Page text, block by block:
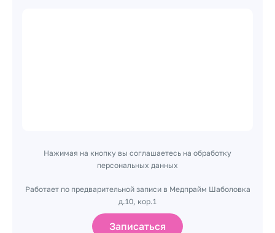
Нажимая на кнопку вы соглашаетесь на обработку
персональных данных
Работает по предварительной записи в Медпрайм Шаболовка
д.10, кор.1
Записаться